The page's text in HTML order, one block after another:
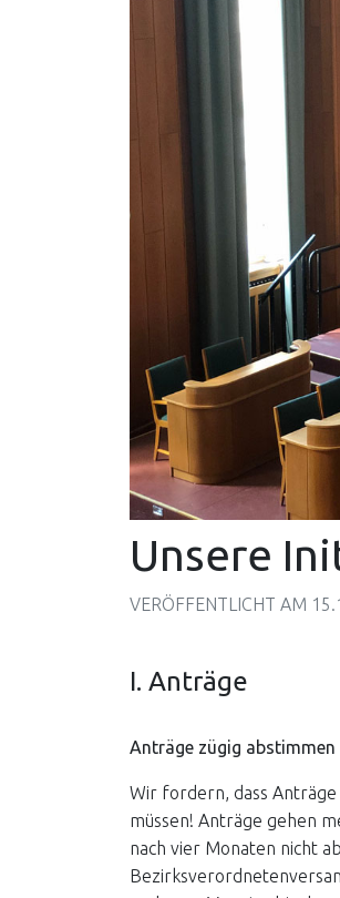
Unsere
VERÖFFENTLICHT AM
I. Anträge
Anträge zügig abstimmen
Wir fordern, dass
müssen! Anträge gehen
nach vier Monaten nicht